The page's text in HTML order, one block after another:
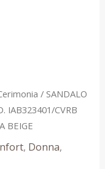
/ SANDALO
IAB323401/CVRB
BEIGE
, Donna,